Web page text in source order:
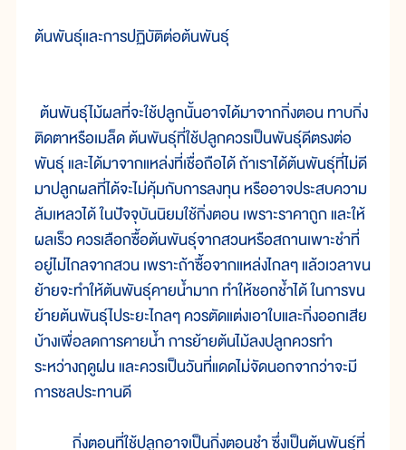
ต้นพันธุ์และการปฏิบัติต่อต้นพันธุ์
ต้นพันธุ์ไม้ผลที่จะใช้ปลูกนั้นอาจได้มาจากกิ่งตอน ทาบกิ่ง
ติดตาหรือเมล็ด ต้นพันธุ์ที่ใช้ปลูกควรเป็นพันธุ์ดีตรงต่อ
พันธุ์ และได้มาจากแหล่งที่เชื่อถือได้ ถ้าเราได้ต้นพันธุ์ที่ไม่ดี
มาปลูกผลที่ได้จะไม่คุ้มกับการลงทุน หรืออาจประสบความ
ล้มเหลวได้ ในปัจจุบันนิยมใช้กิ่งตอน เพราะราคาถูก และให้
ผลเร็ว ควรเลือกซื้อต้นพันธุ์จากสวนหรือสถานเพาะชำที่
อยู่ไม่ไกลจากสวน เพราะถ้าซื้อจากแหล่งไกลๆ แล้วเวลาขน
ย้ายจะทำให้ต้นพันธุ์คายน้ำมาก ทำให้ชอกช้ำได้ ในการขน
ย้ายต้นพันธุ์ไประยะไกลๆ ควรตัดแต่งเอาใบและกิ่งออกเสีย
บ้างเพื่อลดการคายน้ำ การย้ายต้นไม้ลงปลูกควรทำ
ระหว่างฤดูฝน และควรเป็นวันที่แดดไม่จัดนอกจากว่าจะมี
การชลประทานดี
กิ่งตอนที่ใช้ปลูกอาจเป็นกิ่งตอนชำ ซึ่งเป็นต้นพันธุ์ที่